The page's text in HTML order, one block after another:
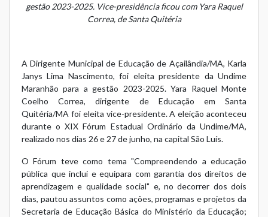
gestão 2023-2025. Vice-presidência ficou com Yara Raquel
Correa, de Santa Quitéria
A Dirigente Municipal de Educação de Açailândia/MA, Karla
Janys Lima Nascimento, foi eleita presidente da Undime
Maranhão para a gestão 2023-2025. Yara Raquel Monte
Coelho Correa, dirigente de Educação em Santa
Quitéria/MA foi eleita vice-presidente. A eleição aconteceu
durante o XIX Fórum Estadual Ordinário da Undime/MA,
realizado nos dias 26 e 27 de junho, na capital São Luís.
O Fórum teve como tema "Compreendendo a educação
pública que inclui e equipara com garantia dos direitos de
aprendizagem e qualidade social" e, no decorrer dos dois
dias, pautou assuntos como ações, programas e projetos da
Secretaria de Educação Básica do Ministério da Educação;